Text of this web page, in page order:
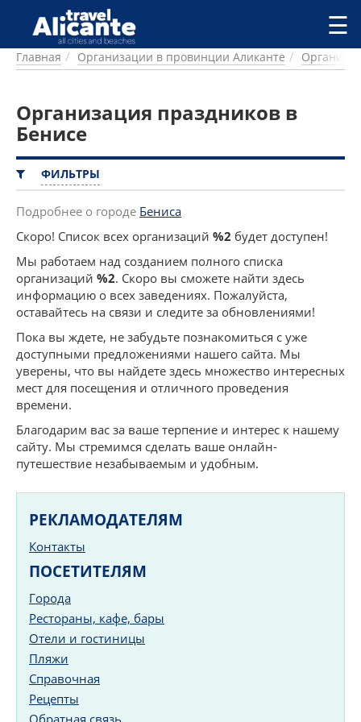
Перейти к основному содержанию
ГОРОДА
ПИТАНИЕ
ПРОЖИВАНИЕ
ДОСТОПРИМЕЧАТЕЛЬНОСТИ
КЕМПИНГ
КОМАРКИ (РАЙОНЫ)
РЕЦЕПТЫ
ПРЕДЛОЖЕНИЯ
СТАТЬИ
УСЛУГИ
☰
Главная Организации в провинции Аликанте
Организация праздников в
Бенисе
ФИЛЬТРЫ
Подробнее о городе Бениса
Скоро! Список всех организаций %2 будет доступен!
Мы работаем над созданием полного списка
организаций %2. Скоро вы сможете найти здесь
информацию о всех заведениях. Пожалуйста,
оставайтесь на связи и следите за обновлениями!
Пока вы ждете, не забудьте познакомиться с уже
доступными предложениями нашего сайта. Мы
уверены, что вы найдете здесь множество интересных
мест для посещения и отличного проведения
времени.
Благодарим вас за ваше терпение и интерес к нашему
сайту. Мы стремимся сделать ваше онлайн-
путешествие незабываемым и удобным.
РЕКЛАМОДАТЕЛЯМ
Контакты
ПОСЕТИТЕЛЯМ
Города
Рестораны, кафе, бары
Отели и гостиницы
Пляжи
Справочная
Рецепты
Обратная связь